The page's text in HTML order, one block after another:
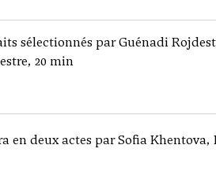
sélectionnés par Guénadi
20 min
en deux actes par Sofia Khentova,